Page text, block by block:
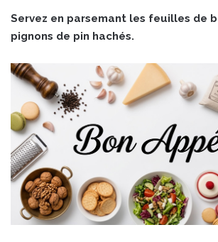
Servez en parsemant les feuilles de
pignons de pin hachés.